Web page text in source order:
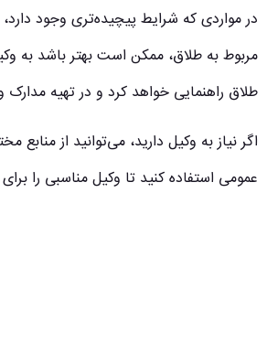
در مواردی که شرایط پیچیده‌تری وجود
مربوط به طلاق، ممکن است بهتر باشد به
طلاق راهنمایی خواهد کرد و در تهیه
اگر نیاز به وکیل دارید، می‌توانید از
عمومی استفاده کنید تا وکیل مناسبی را